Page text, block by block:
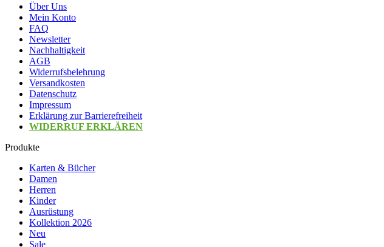
Über Uns
Mein Konto
FAQ
Newsletter
Nachhaltigkeit
AGB
Widerrufsbelehrung
Versandkosten
Datenschutz
Impressum
Erklärung zur Barrierefreiheit
WIDERRUF ERKLÄREN
Produkte
Karten & Bücher
Damen
Herren
Kinder
Ausrüstung
Kollektion 2026
Neu
Sale